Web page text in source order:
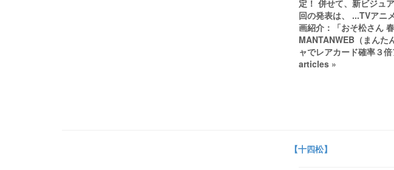
定！ 併せて、新ビジュ
回の発表は、 ...TVアニ
画紹介：「おそ松さん
MANTANWEB（まんた
ャでレアカード確率３
articles »
【十四松】